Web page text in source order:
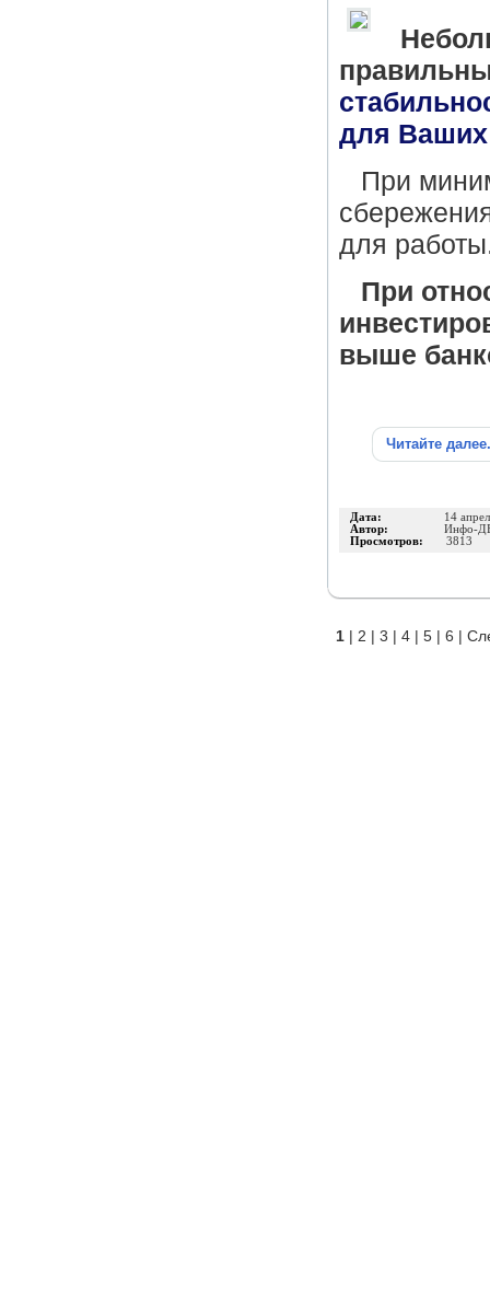
для Ваших
При
для
При
выше
Читайте
Дата: 14
Автор: Инфо-
Просмотров: 3813
1 | 2 | 3 | 4 | 5 | 6 |